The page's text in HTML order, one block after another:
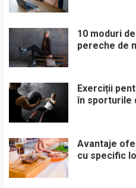
10 moduri
pereche de
Exerciții
în sporturile
Avantaje
cu specific